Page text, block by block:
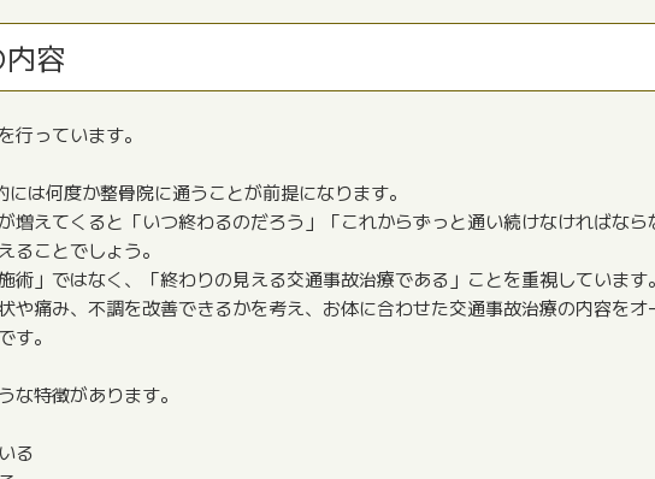
容
行っています。
は何度か整骨院に通うことが前提になります。
増えてくると「いつ終わるのだろう」「これからずっと通い続けなければなら
ることでしょう。
」ではなく、「終わりの見える交通事故治療である」ことを重視しています。
や痛み、不調を改善できるかを考え、お体に合わせた交通事故治療の内容をオ
す。
な特徴があります。
る